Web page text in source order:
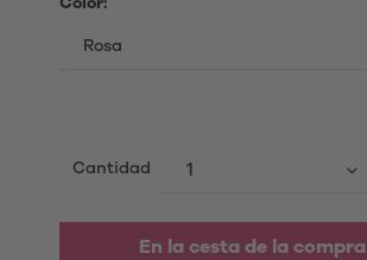
Color:
Cantidad
En la cesta de la compra